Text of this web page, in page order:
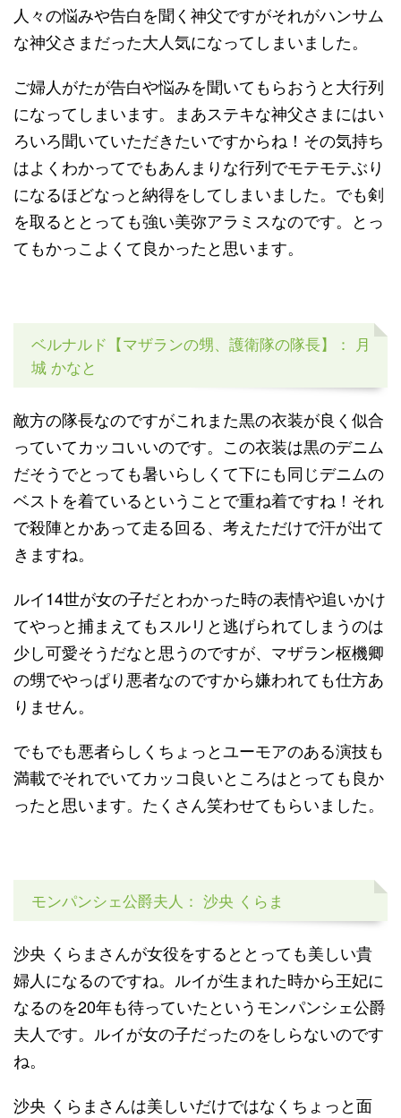
人々の悩みや告白を聞く神父ですがそれがハンサム
な神父さまだった大人気になってしまいました。
ご婦人がたが告白や悩みを聞いてもらおうと大行列
になってしまいます。まあステキな神父さまにはい
ろいろ聞いていただきたいですからね！その気持ち
はよくわかってでもあんまりな行列でモテモテぶり
になるほどなっと納得をしてしまいました。でも剣
を取るととっても強い美弥アラミスなのです。とっ
てもかっこよくて良かったと思います。
ベルナルド【マザランの甥、護衛隊の隊長】： 月
城 かなと
敵方の隊長なのですがこれまた黒の衣装が良く似合
っていてカッコいいのです。この衣装は黒のデニム
だそうでとっても暑いらしくて下にも同じデニムの
ベストを着ているということで重ね着ですね！それ
で殺陣とかあって走る回る、考えただけで汗が出て
きますね。
ルイ14世が女の子だとわかった時の表情や追いかけ
てやっと捕まえてもスルリと逃げられてしまうのは
少し可愛そうだなと思うのですが、マザラン枢機卿
の甥でやっぱり悪者なのですから嫌われても仕方あ
りません。
でもでも悪者らしくちょっとユーモアのある演技も
満載でそれでいてカッコ良いところはとっても良か
ったと思います。たくさん笑わせてもらいました。
モンパンシェ公爵夫人： 沙央 くらま
沙央 くらまさんが女役をするととっても美しい貴
婦人になるのですね。ルイが生まれた時から王妃に
なるのを20年も待っていたというモンパンシェ公爵
夫人です。ルイが女の子だったのをしらないのです
ね。
沙央 くらまさんは美しいだけではなくちょっと面